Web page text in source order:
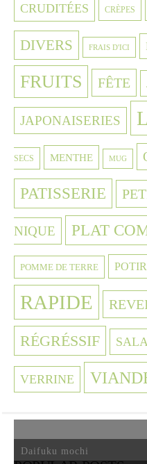
CRUDITÉES CRÈPES
DIVERS FRAIS D'ICI
FRUITS FÊTE
JAPONAISERIES
SECS MENTHE MUG
PATISSERIE
NIQUE PLAT
POMME DE TERRE
RAPIDE
RÉGRÉSSIF
VERRINE
Daifuku mochi